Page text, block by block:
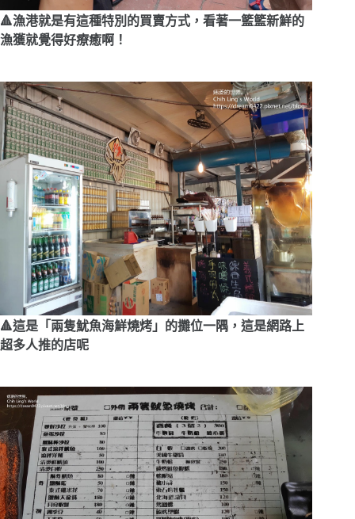
🔺漁港就是有這種特別的買賣方式，看著一籃籃新鮮的
漁獲就覺得好療癒啊！
🔺這是「兩隻魷魚海鮮燒烤」的攤位一隅，這是網路上
超多人推的店呢